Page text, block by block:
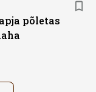
põletas